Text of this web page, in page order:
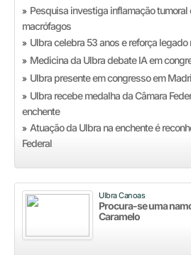
» Pesquisa investiga inflamação tumoral
macrófagos
» Ulbra celebra 53 anos e reforça
» Medicina da Ulbra debate IA em
» Ulbra presente em congresso em Madri
» Ulbra recebe medalha da Câmara
enchente
» Atuação da Ulbra na enchente é
Federal
Ulbra Canoas
Procura-se uma
Caramelo